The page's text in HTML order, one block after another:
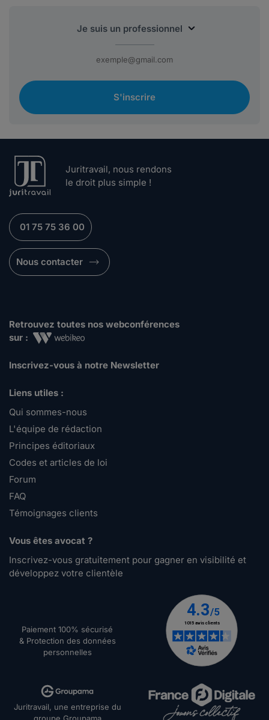
S'inscrire
Juritravail, nous rendons
le droit plus simple !
01 75 75 36 00
Nous contacter
Retrouvez toutes nos webconférences
sur :
Inscrivez-vous à notre Newsletter
Liens utiles :
Qui sommes-nous
L'équipe de rédaction
Principes éditoriaux
Codes et articles de loi
Forum
FAQ
Témoignages clients
Vous êtes avocat ?
Inscrivez-vous gratuitement pour gagner en visibilité et
développez votre clientèle
Paiement 100% sécurisé
& Protection des données
personnelles
Juritravail, une entreprise du